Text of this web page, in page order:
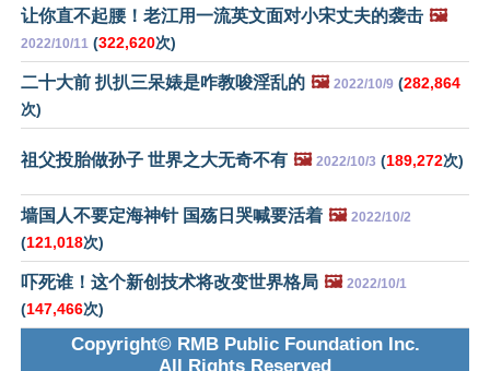
让你直不起腰！老江用一流英文面对小宋丈夫的袭击 🖼️
2022/10/11 (322,620次)
二十大前 扒扒三呆婊是咋教唆淫乱的 🖼️ 2022/10/9 (282,864
次)
祖父投胎做孙子 世界之大无奇不有 🖼️ 2022/10/3 (189,272次)
墙国人不要定海神针 国殇日哭喊要活着 🖼️ 2022/10/2
(121,018次)
吓死谁！这个新创技术将改变世界格局 🖼️ 2022/10/1
(147,466次)
Copyright© RMB Public Foundation Inc.
All Rights Reserved